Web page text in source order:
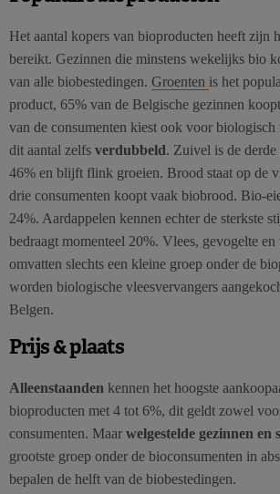
Het aantal kopers van bioproducten heeft zijn
bereikt. Gezinnen die minstens wekelijks bio
van alle biobestedingen. Groenten is het
product, 65% van de Belgische gezinnen
van de consumenten kiest ook voor
dit aantal zelfs verdubbeld. Zuivel is de
46% en blijft flink groeien. Brood staat op de
drie consumenten koopt vaak biobrood. Bio-
24%. Aardappelen kennen echter de sterkste
bedraagt momenteel 20%. Vlees, gevogelte en
omvatten slechts een kleine groep onder de
worden biologische vleesvervangers
Belgen.
Prijs & plaats
Alleenstaanden kennen het hoogste
bioproducten met 4 tot 6%, dit geldt zowel
consumenten. Maar welgestelde gezinnen en
grootste groep onder de bioconsumenten in
bepalen de helft van de biobestedingen.